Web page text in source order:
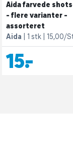
Aida farvede
- flere varianter -
assorteret
Aida
1 stk 15,00/
15,-